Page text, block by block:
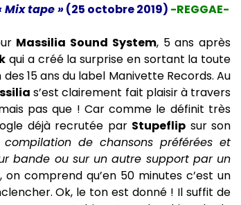
Mix tape »(25 octobre 2019) -REGGAE-
Massilia Sound System, 5 ans après
qui a créé la surprise en sortant la toute
15 ans du label Manivette Records. Au
s’est clairement fait plaisir à travers
pas que ! Car comme le définit très
déjà recrutée par Stupeflip sur son
de chansons préférées et
bande ou sur un autre support par un
, on comprend qu’en 50 minutes c’est un
Ok, le ton est donné ! Il suffit de